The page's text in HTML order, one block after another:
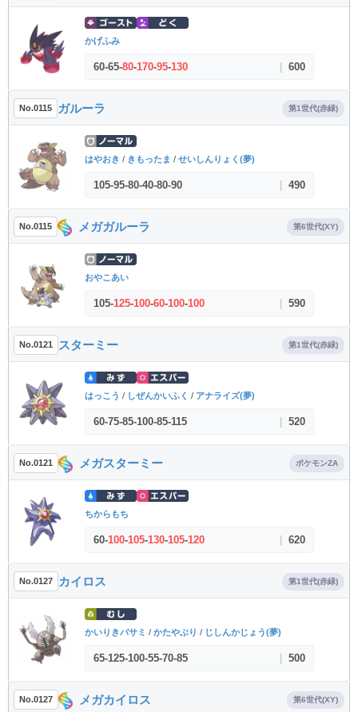
かげふみ
60-65-80-170-95-130 600
No.0115 ガルーラ 第1世代(赤緑)
はやおき / きもったま / せいしんりょく(夢)
105-95-80-40-80-90 490
No.0115 メガガルーラ 第6世代(XY)
おやこあい
105-125-100-60-100-100 590
No.0121 スターミー 第1世代(赤緑)
はっこう / しぜんかいふく / アナライズ(夢)
60-75-85-100-85-115 520
No.0121 メガスターミー ポケモンZA
ちからもち
60-100-105-130-105-120 620
No.0127 カイロス 第1世代(赤緑)
かいりきバサミ / かたやぶり / じしんかじょう(夢)
65-125-100-55-70-85 500
No.0127 メガカイロス 第6世代(XY)